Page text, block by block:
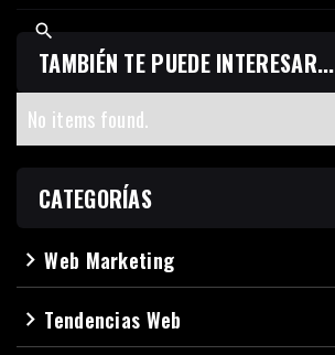
TAMBIÉN TE PUEDE INTERESAR...
No items found.
CATEGORÍAS
navigate_nextWeb Marketing
navigate_next Tendencias Web